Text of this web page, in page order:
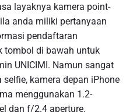
layaknya kamera point-
anda miliki pertanyaan
pendaftaran
tombol di bawah untuk
UNICIMI. Namun sangat
kamera depan iPhone
menggunakan 1.2-
dan f/2.4 aperture.